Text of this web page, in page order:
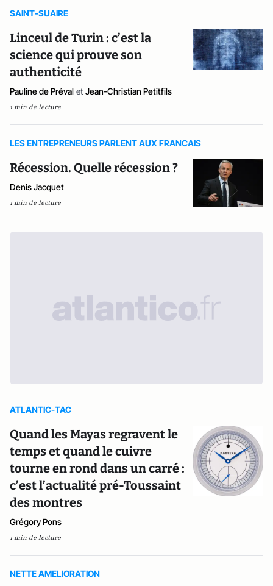
SAINT-SUAIRE
Linceul de Turin : c’est la
science qui prouve son
authenticité
Pauline de Préval et Jean-Christian Petitfils
1 min de lecture
LES ENTREPRENEURS PARLENT AUX FRANCAIS
Récession. Quelle récession ?
Denis Jacquet
1 min de lecture
ATLANTIC-TAC
Quand les Mayas regravent le
temps et quand le cuivre
tourne en rond dans un carré :
c’est l’actualité pré-Toussaint
des montres
Grégory Pons
1 min de lecture
NETTE AMELIORATION